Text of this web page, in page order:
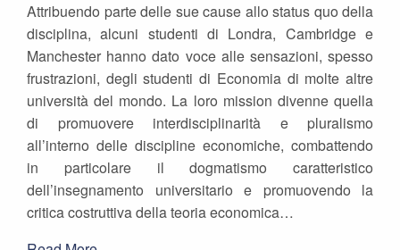
Attribuendo parte delle sue cause allo status quo della
disciplina, alcuni studenti di Londra, Cambridge e
Manchester hanno dato voce alle sensazioni, spesso
frustrazioni, degli studenti di Economia di molte altre
università del mondo. La loro mission divenne quella
di promuovere interdisciplinarità e pluralismo
all’interno delle discipline economiche, combattendo
in particolare il dogmatismo caratteristico
dell’insegnamento universitario e promuovendo la
critica costruttiva della teoria economica…